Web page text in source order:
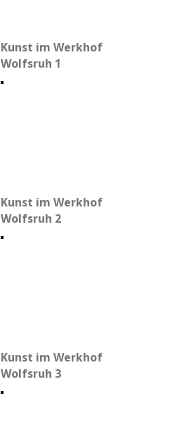
Kunst im Werkhof
Wolfsruh 1
Kunst im Werkhof
Wolfsruh 2
Kunst im Werkhof
Wolfsruh 3